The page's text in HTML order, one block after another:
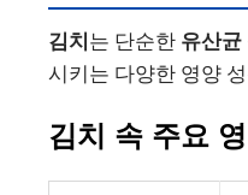
김치는 단순한 유산균
시키는 다양한 영양
김치 속 주요